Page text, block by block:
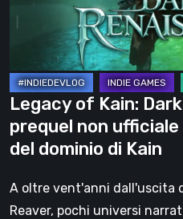
ufficiale
dedicato
agli
anni
del
dominio
di
Legacy of Kain:
prequel non
del dominio di Kain
A oltre vent'anni dall'uscita
Reaver, pochi universi